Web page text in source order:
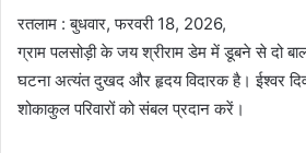
रतलाम : बुधवार, फरवरी 18, 2026,
ग्राम पलसोड़ी के जय श्रीराम डेम में डूबने से दो
घटना अत्यंत दुखद और हृदय विदारक है। ईश्वर
शोकाकुल परिवारों को संबल प्रदान करें।